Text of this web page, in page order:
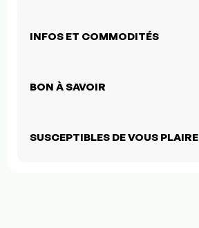
INFOS ET COMMODITÉS
BON À SAVOIR
SUSCEPTIBLES DE VOUS PLAIRE